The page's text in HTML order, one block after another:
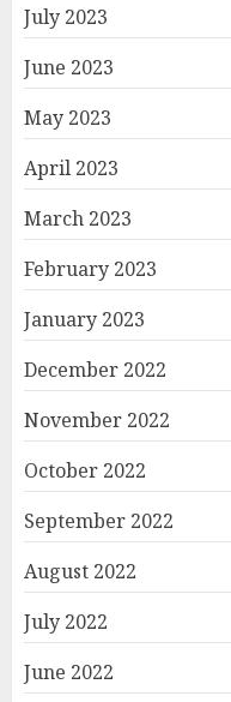
July 2023
June 2023
May 2023
April 2023
March 2023
February 2023
January 2023
December 2022
November 2022
October 2022
September 2022
August 2022
July 2022
June 2022